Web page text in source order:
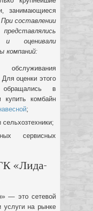
занимающиеся
При составлении
и оценивали
компаний:
обслуживания
оценки этого
обращались в
купить комбайн
;
сервисных
«Лида-
— это сетевой
услуги на рынке